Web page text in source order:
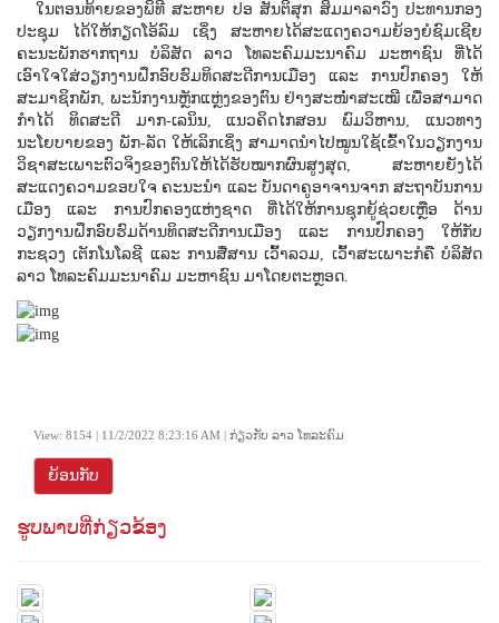
ໃນຕອນທ້າຍຂອງພິທີ ສະຫາຍ ປອ ສັນຕິສຸກ ສິມມາລາວົງ ປະທານກອງ
ປະຊຸມ ໄດ້ໃຫ້ກຽດໂອ້ລົມ ເຊິ່ງ ສະຫາຍໄດ້ສະແດງຄວາມຍ້ອງຍໍຊົມເຊີຍ
ຄະນະພັກຮາກຖານ ບໍລິສັດ ລາວ ໂທລະຄົມມະນາຄົມ ມະຫາຊົນ ທີ່ໄດ້
ເອົາໃຈໃສ່ວຽກງານຝຶກອົບຮົມທິດສະດີການເມືອງ ແລະ ການປົກຄອງ ໃຫ້
ສະມາຊິກພັກ, ພະນັກງານຫຼັກແຫຼ່ງຂອງຕົນ ຢ່າງສະໜໍ່າສະເໝີ ເພື່ອສາມາດ
ກໍາໄດ້ ທິດສະດີ ມາກ-ເລນິນ, ແນວຄິດໄກສອນ ພົມວິຫານ, ແນວທາງ
ນະໂຍບາຍຂອງ ພັກ-ລັດ ໃຫ້ເລິກເຊິ່ງ ສາມາດນໍາໄປໝູນໃຊ້ເຂົ້າໃນວຽກງານ
ວິຊາສະເພາະຕົວຈິງຂອງຕົນໃຫ້ໄດ້ຮັບໝາກຜົນສູງສຸດ, ສະຫາຍຍັງໄດ້
ສະແດງຄວາມຂອບໃຈ ຄະນະນໍາ ແລະ ບັນດາຄູອາຈານຈາກ ສະຖາບັນການ
ເມືອງ ແລະ ການປົກຄອງແຫ່ງຊາດ ທີ່ໄດ້ໃຫ້ການຊຸກຍູ້ຊ່ວຍເຫຼືອ ດ້ານ
ວຽກງານຝຶກອົບຮົມດ້ານທິດສະດີການເມືອງ ແລະ ການປົກຄອງ ໃຫ້ກັບ
ກະຊວງ ເຕັກໂນໂລຊີ ແລະ ການສື່ສານ ເວົ້າລວມ, ເວົ້າສະເພາະກໍຄື ບໍລິສັດ
ລາວ ໂທລະຄົມມະນາຄົມ ມະຫາຊົນ ມາໂດຍຕະຫຼອດ.
View: 8154 | 11/2/2022 8:23:16 AM | ກ່ຽວກັບ ລາວ ໂທລະຄົມ
ຍ້ອນກັບ
ຮູບພາບທີ່ກ່ຽວຂ້ອງ